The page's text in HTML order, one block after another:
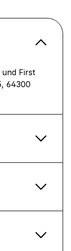
First
64300